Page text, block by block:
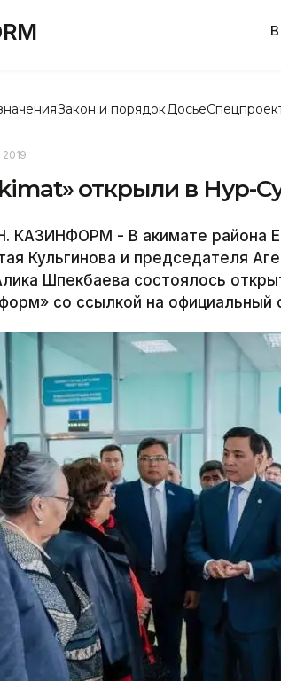
Закон и порядок Досье
2019
открыли в Нур-
КАЗИНФОРМ ­- В акимате района
Кульгинова и председателя
Шпекбаева состоялось
со ссылкой на официальный